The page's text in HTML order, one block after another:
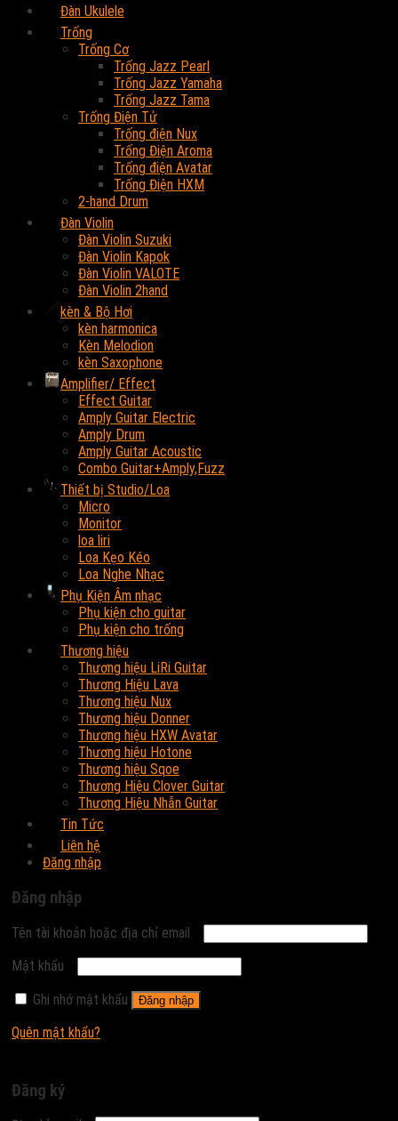
Đàn Ukulele
Trống
Trống Cơ
Trống Jazz Pearl
Trống Jazz Yamaha
Trống Jazz Tama
Trống Điện Tử
Trống điện Nux
Trống Điện Aroma
Trống điện Avatar
Trống Điện HXM
2-hand Drum
Đàn Violin
Đàn Violin Suzuki
Đàn Violin Kapok
Đàn Violin VALOTE
Đàn Violin 2hand
kèn & Bộ Hơi
kèn harmonica
Kèn Melodion
kèn Saxophone
Amplifier/ Effect
Effect Guitar
Amply Guitar Electric
Amply Drum
Amply Guitar Acoustic
Combo Guitar+Amply,Fuzz
Thiết bị Studio/Loa
Micro
Monitor
loa liri
Loa Kẹo Kéo
Loa Nghe Nhạc
Phụ Kiện Âm nhạc
Phụ kiện cho guitar
Phụ kiện cho trống
Thương hiệu
Thương hiệu LiRi Guitar
Thương Hiệu Lava
Thương hiệu Nux
Thương hiệu Donner
Thương hiệu HXW Avatar
Thương hiệu Hotone
Thương hiệu Sqoe
Thương Hiệu Clover Guitar
Thương Hiệu Nhẫn Guitar
Tin Tức
Liên hệ
Đăng nhập
Đăng nhập
Tên tài khoản hoặc địa chỉ email
Mật khẩu
Ghi nhớ mật khẩu
Đăng nhập
Quên mật khẩu?
Đăng ký